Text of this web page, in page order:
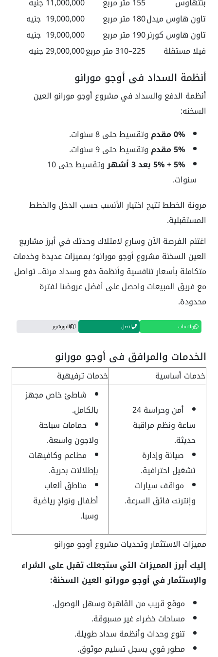
تاون هاوس ميدل180 متر مربع
19,000,000 جنيه
تاون هاوس كورنر190 متر مربع
19,000,000 جنيه
فيلا مستقلة
225–310 متر مربع 29,000,000 جنيه
أنظمة السداد في أوجو مورانو
أنظمة الدفع والسداد في مشروع أوجو مورانو العين
السخنه:
0% مقدم
وتقسيط حتى 8 سنوات.
5% مقدم
وتقسيط حتى 9 سنوات.
5% + 5% بعد 3 أشهر
وتقسيط حتى 10
سنوات.
مرونة الخطط تتيح اختيار الأنسب حسب الدخل والخطط
المستقبلية.
اغتنم الفرصة الآن وسارع لامتلاك وحدتك في أبرز مشاريع
العين السخنة مشروع أوجو مورانو؛ بمميزات عديدة وخدمات
متكاملة بأسعار تنافسية وأنظمة دفع وسداد مرنة.. تواصل
مع فريق المبيعات واحصل على أفضل عروضنا لفترة
محدودة.
واتساب اتصل البورشور
الخدمات والمرافق في أوجو مورانو
خدمات أساسية خدمات ترفيهية
أمن وحراسة 24
ساعة ونظم مراقبة
حديثة.
صيانة وإدارة
تشغيل احترافية.
مواقف سيارات
وإنترنت فائق السرعة.
شاطئ خاص مجهز
بالكامل.
حمامات سباحة
ولاجون واسعة.
مطاعم وكافيهات
بإطلالات بحرية.
مناطق ألعاب
أطفال ونوادٍ رياضية
وسبا.
مميزات الاستثمار وتحديات مشروع أوجو مورانو
إليك أبرز المميزات التي ستجعلك تقبل على الشراء
والإستثمار في أوجو مورانو العين السخنة:
موقع قريب من القاهرة وسهل الوصول.
مساحات خضراء غير مسبوقة.
تنوع وحدات وأنظمة سداد طويلة.
مطور قوي بسجل تسليم موثوق.